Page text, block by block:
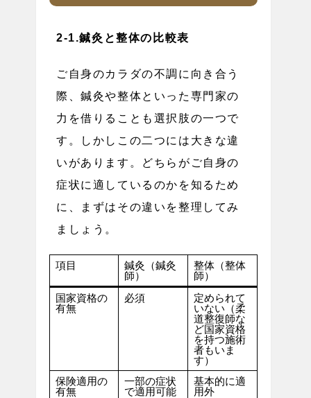
2-1.鍼灸と整体の比較表
ご自身のカラダの不調に向き合う
際、鍼灸や整体といった専門家の
力を借りることも選択肢の一つで
す。しかしこの二つには大きな違
いがあります。どちらがご自身の
症状に適しているのかを知るため
に、まずはその違いを整理してみ
ましょう。
項目
鍼灸（鍼灸
師）
整体（整体
師）
国家資格の
有無
必須
定められて
いない（柔
道整復師な
ど国家資格
を持つ施術
者もいま
す）
保険適用の
有無
一部の症状
で適用可能
基本的に適
用外